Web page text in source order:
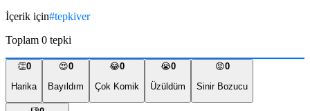
İçerik için#tepkiver
Toplam 0 tepki
👏0
Harika
😍0
Bayıldım
😂0
Çok Komik
😭0
Üzüldüm
😡0
Sinir Bozucu